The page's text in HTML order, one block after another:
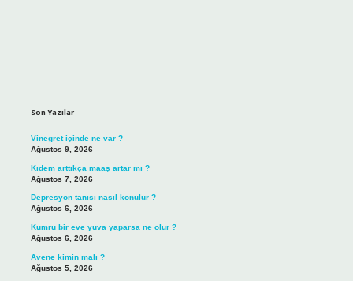
Son Yazılar
Vinegret içinde ne var ?
Ağustos 9, 2026
Kıdem arttıkça maaş artar mı ?
Ağustos 7, 2026
Depresyon tanısı nasıl konulur ?
Ağustos 6, 2026
Kumru bir eve yuva yaparsa ne olur ?
Ağustos 6, 2026
Avene kimin malı ?
Ağustos 5, 2026